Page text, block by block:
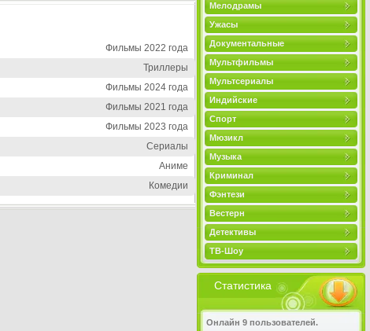
Мелодрамы
Ужасы
Документальные
Мультфильмы
Мультсериалы
Индийские
Спорт
Мюзикл
Музыка
Криминал
Фэнтези
Вестерн
Детективы
ТВ-Шоу
Статистика
Онлайн 9 пользователей.
Фильмы 2022 года
Триллеры
Фильмы 2024 года
Фильмы 2021 года
Фильмы 2023 года
Сериалы
Аниме
Комедии